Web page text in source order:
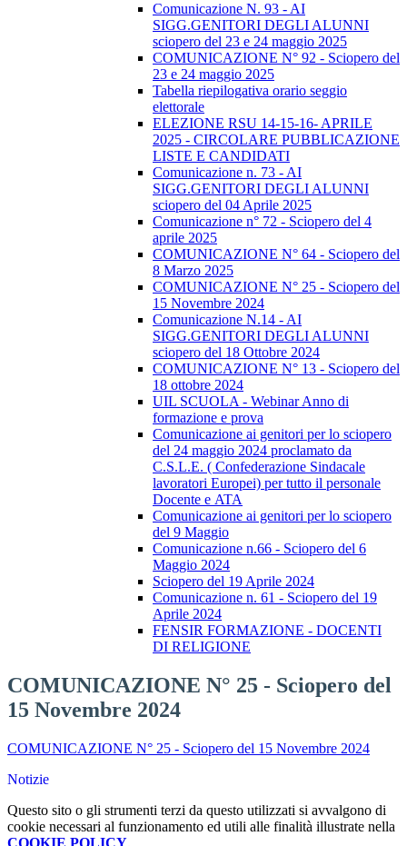
Comunicazione N. 93 - AI
SIGG.GENITORI DEGLI ALUNNI
sciopero del 23 e 24 maggio 2025
COMUNICAZIONE N° 92 - Sciopero del
23 e 24 maggio 2025
Tabella riepilogativa orario seggio
elettorale
ELEZIONE RSU 14-15-16- APRILE
2025 - CIRCOLARE PUBBLICAZIONE
LISTE E CANDIDATI
Comunicazione n. 73 - AI
SIGG.GENITORI DEGLI ALUNNI
sciopero del 04 Aprile 2025
Comunicazione n° 72 - Sciopero del 4
aprile 2025
COMUNICAZIONE N° 64 - Sciopero del
8 Marzo 2025
COMUNICAZIONE N° 25 - Sciopero del
15 Novembre 2024
Comunicazione N.14 - AI
SIGG.GENITORI DEGLI ALUNNI
sciopero del 18 Ottobre 2024
COMUNICAZIONE N° 13 - Sciopero del
18 ottobre 2024
UIL SCUOLA - Webinar Anno di
formazione e prova
Comunicazione ai genitori per lo sciopero
del 24 maggio 2024 proclamato da
C.S.L.E. ( Confederazione Sindacale
lavoratori Europei) per tutto il personale
Docente e ATA
Comunicazione ai genitori per lo sciopero
del 9 Maggio
Comunicazione n.66 - Sciopero del 6
Maggio 2024
Sciopero del 19 Aprile 2024
Comunicazione n. 61 - Sciopero del 19
Aprile 2024
FENSIR FORMAZIONE - DOCENTI
DI RELIGIONE
COMUNICAZIONE N° 25 - Sciopero del
15 Novembre 2024
COMUNICAZIONE N° 25 - Sciopero del 15 Novembre 2024
Notizie
Questo sito o gli strumenti terzi da questo utilizzati si avvalgono di
cookie necessari al funzionamento ed utili alle finalità illustrate nella